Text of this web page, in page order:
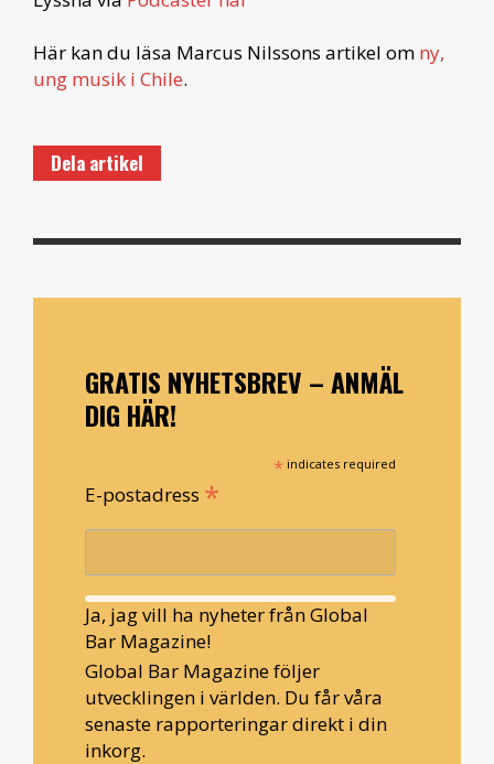
Här kan du läsa Marcus Nilssons artikel om ny,
ung musik i Chile.
Dela artikel
GRATIS NYHETSBREV – ANMÄL
DIG HÄR!
* indicates required
E-postadress *
Ja, jag vill ha nyheter från Global
Bar Magazine!
Global Bar Magazine följer
utvecklingen i världen. Du får våra
senaste rapporteringar direkt i din
inkorg.